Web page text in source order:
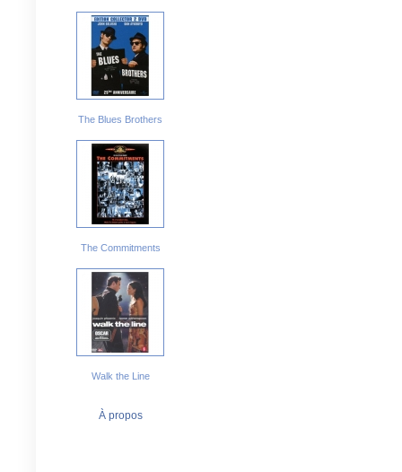
The Blues Brothers
The Commitments
Walk the Line
À propos